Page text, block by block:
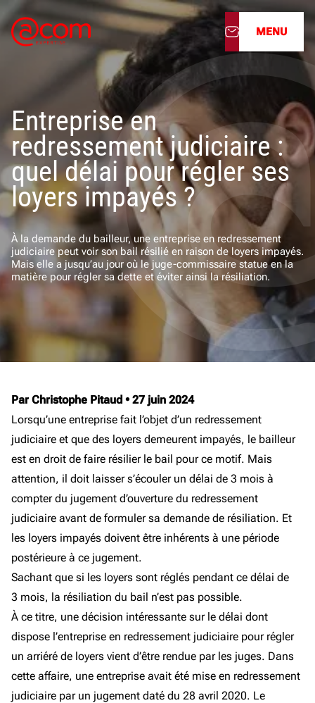
À propos
Nos services
Nos cabinets
Nos filiales
Actualités
Nous rejoindre
MENU
Entreprise en
redressement judiciaire :
quel délai pour régler ses
loyers impayés ?
À la demande du bailleur, une entreprise en redressement
judiciaire peut voir son bail résilié en raison de loyers impayés.
Mais elle a jusqu’au jour où le juge-commissaire statue en la
matière pour régler sa dette et éviter ainsi la résiliation.
Par Christophe Pitaud • 27 juin 2024
Lorsqu’une entreprise fait l’objet d’un redressement
judiciaire et que des loyers demeurent impayés, le bailleur
est en droit de faire résilier le bail pour ce motif. Mais
attention, il doit laisser s’écouler un délai de 3 mois à
compter du jugement d’ouverture du redressement
judiciaire avant de formuler sa demande de résiliation. Et
les loyers impayés doivent être inhérents à une période
postérieure à ce jugement.
Sachant que si les loyers sont réglés pendant ce délai de
3 mois, la résiliation du bail n’est pas possible.
À ce titre, une décision intéressante sur le délai dont
dispose l’entreprise en redressement judiciaire pour régler
un arriéré de loyers vient d’être rendue par les juges. Dans
cette affaire, une entreprise avait été mise en redressement
judiciaire par un jugement daté du 28 avril 2020. Le